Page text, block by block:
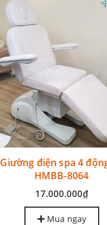
Giường điện spa 4
HMBB-8064
17.000.000₫
Mua ngay